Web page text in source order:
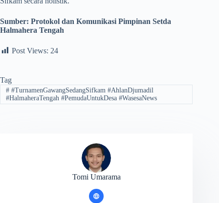
Sumber: Protokol dan Komunikasi Pimpinan Setda
Halmahera Tengah
Post Views: 24
Tag
##TurnamenGawangSedangSifkam #AhlanDjumadil
#HalmaheraTengah #PemudaUntukDesa #WasesaNews
Tomi Umarama